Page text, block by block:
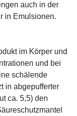
auch in der
in Emulsionen.
im Körper und
und bei
schälende
in abgepufferter
ca. 5,5) den